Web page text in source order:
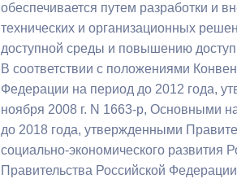
обеспечивается путем разработки и
технических и организационных
доступной среды и повышению
В соответствии с положениями
Федерации на период до 2012 года,
ноября 2008 г. N 1663-р, Основными
до 2018 года, утвержденными
социально-экономического развития
Правительства Российской